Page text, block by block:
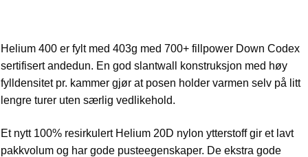
Helium 400 er fylt med 403g med 700+ fillpower Down Codex
sertifisert andedun. En god slantwall konstruksjon med høy
fylldensitet pr. kammer gjør at posen holder varmen selv på litt
lengre turer uten særlig vedlikehold.
Et nytt 100% resirkulert Helium 20D nylon ytterstoff gir et lavt
pakkvolum og har gode pusteegenskaper. De ekstra gode